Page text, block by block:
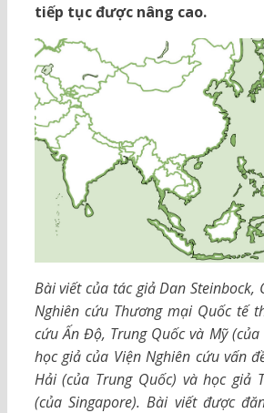
tiếp tục được nâng cao.
Bài viết của tác giả Dan Steinbock,
Nghiên cứu Thương mại Quốc tế
cứu Ấn Độ, Trung Quốc và Mỹ
học giả của Viện Nghiên cứu vấn
Hải (của Trung Quốc) và học giả
(của Singapore). Bài viết được